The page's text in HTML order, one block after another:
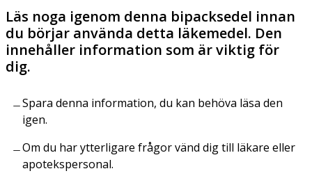
Läs noga igenom denna bipacksedel innan
du börjar använda detta läkemedel. Den
innehåller information som är viktig för
dig.
Spara denna information, du kan behöva läsa den
igen.
Om du har ytterligare frågor vänd dig till läkare eller
apotekspersonal.